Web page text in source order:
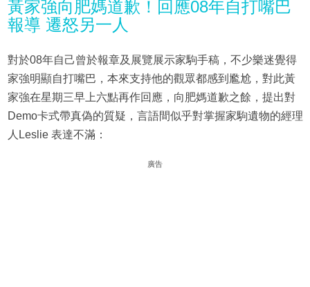
黃家強向肥媽道歉！回應08年自打嘴巴
報導 遷怒另一人
對於08年自己曾於報章及展覽展示家駒手稿，不少樂迷覺得
家強明顯自打嘴巴，本來支持他的觀眾都感到尷尬，對此黃
家強在星期三早上六點再作回應，向肥媽道歉之餘，提出對
Demo卡式帶真偽的質疑，言語間似乎對掌握家駒遺物的經理
人Leslie 表達不滿：
廣告